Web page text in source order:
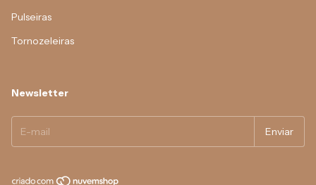
Pulseiras
Tornozeleiras
Newsletter